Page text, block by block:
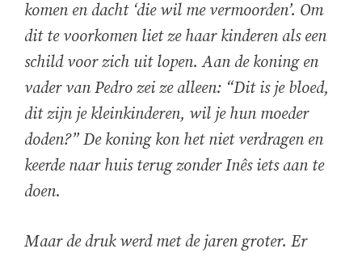
komen en dacht ‘die wil me vermoorden’. Om
dit te voorkomen liet ze haar kinderen als een
schild voor zich uit lopen. Aan de koning en
vader van Pedro zei ze alleen: “Dit is je bloed,
dit zijn je kleinkinderen, wil je hun moeder
doden?” De koning kon het niet verdragen en
keerde naar huis terug zonder Inês iets aan te
doen.
Maar de druk werd met de jaren groter. Er